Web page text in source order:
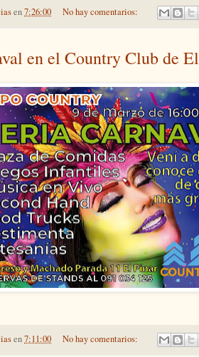
en7:26:00 No hay comentarios:
en el Country Club de
en7:11:00 No hay comentarios: